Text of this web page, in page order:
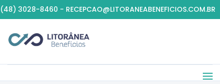
(48) 3028-8460 - RECEPCAO@LITORANEABENEFICIOS.COM.BR